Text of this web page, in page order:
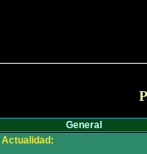
General
Actualidad: